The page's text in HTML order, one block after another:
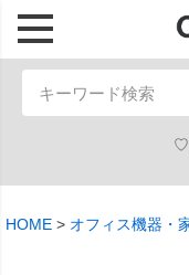
HOME オフィス機器・